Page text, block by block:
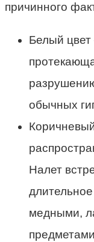
причинного
Белый
обычных
Налет
медными,